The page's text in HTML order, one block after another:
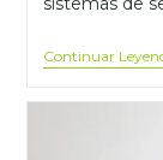
Continuar